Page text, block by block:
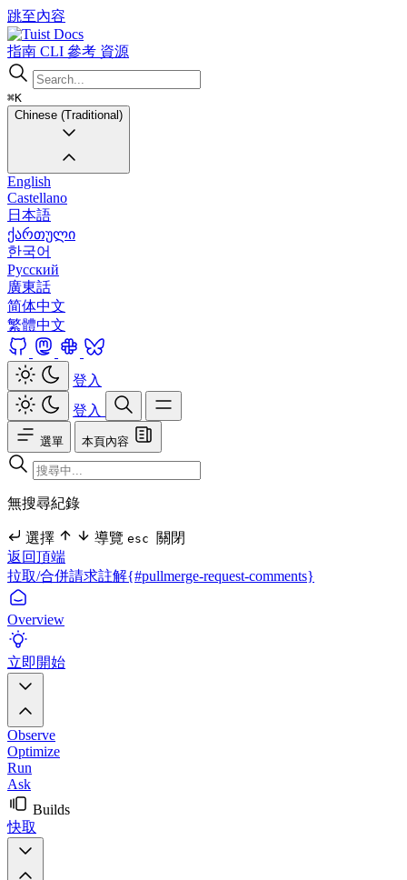
跳至內容
Docs
指南 CLI 參考 資源
⌘K
Chinese (Traditional)
English
Castellano
日本語
ქართული
한국어
Русский
廣東話
简体中文
繁體中文
登入
登入
選單 本頁內容
無搜尋紀錄
選擇 導覽 esc 關閉
返回頂端
拉取/合併請求註解{#pullmerge-request-comments}
Overview
立即開始
Observe
Optimize
Run
Ask
Builds
快取